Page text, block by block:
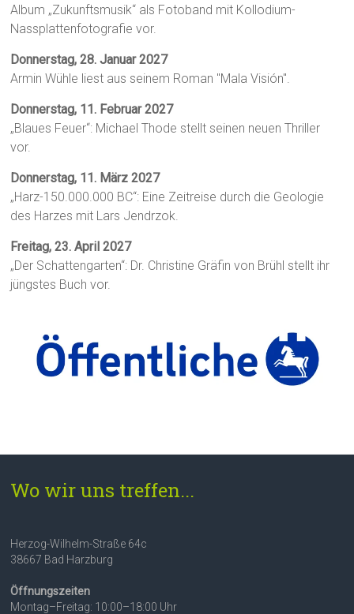
Album „Zukunftsmusik“ als Fotoband mit Kollodium-
Nassplattenfotografie vor.
Donnerstag, 28. Januar 2027
Armin Wühle liest aus seinem Roman "Mala Visión".
Donnerstag, 11. Februar 2027
„Blaues Feuer“: Michael Thode stellt seinen neuen Thriller
vor.
Donnerstag, 11. März 2027
„Harz-150.000.000 BC“: Eine Zeitreise durch die Geologie
des Harzes mit Lars Jendrzok.
Freitag, 23. April 2027
„Der Schattengarten“: Dr. Christine Gräfin von Brühl stellt ihr
jüngstes Buch vor.
Wo wir uns treffen...
Herzog-Wilhelm-Straße 64c
38667 Bad Harzburg
Öffnungszeiten
Montag–Freitag: 10:00–18:00 Uhr